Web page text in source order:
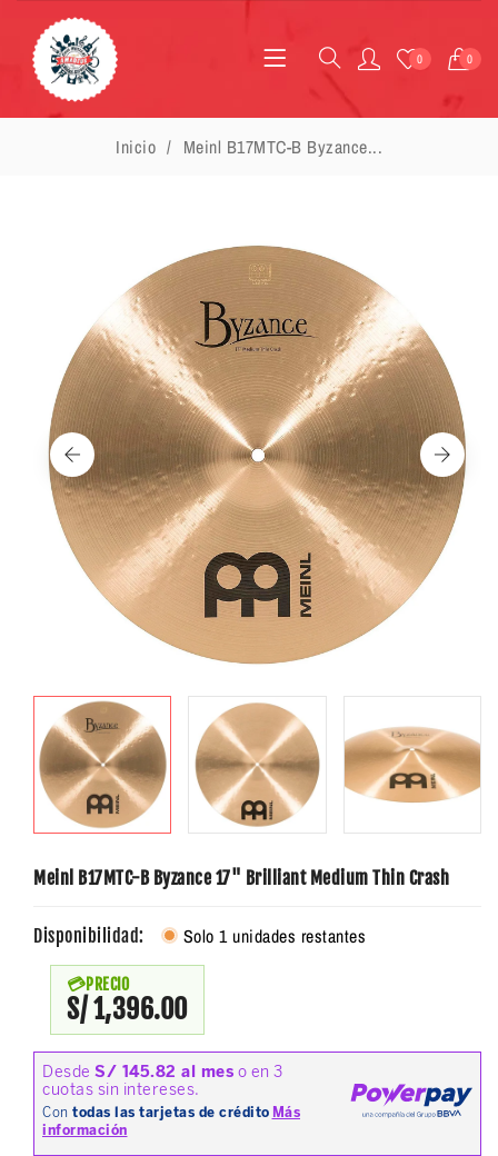
0 0
Inicio Meinl B17MTC-B Byzance...
Meinl B17MTC-B Byzance 17" Brilliant Medium Thin Crash
Disponibilidad: Solo 1 unidades restantes
PRECIO
S/ 1,396.00